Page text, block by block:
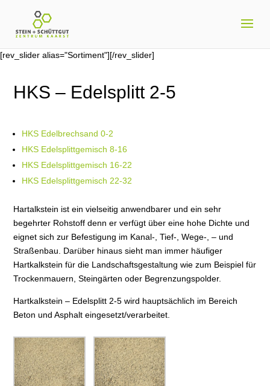
[rev_slider alias="Sortiment"][/rev_slider]
HKS – Edelsplitt 2-5
HKS Edelbrechsand 0-2
HKS Edelsplittgemisch 8-16
HKS Edelsplittgemisch 16-22
HKS Edelsplittgemisch 22-32
Hartalkstein ist ein vielseitig anwendbarer und ein sehr
begehrter Rohstoff denn er verfügt über eine hohe Dichte und
eignet sich zur Befestigung im Kanal-, Tief-, Wege-, – und
Straßenbau. Darüber hinaus sieht man immer häufiger
Hartkalkstein für die Landschaftsgestaltung wie zum Beispiel für
Trockenmauern, Steingärten oder Begrenzungspolder.
Hartkalkstein – Edelsplitt 2-5 wird hauptsächlich im Bereich
Beton und Asphalt eingesetzt/verarbeitet.